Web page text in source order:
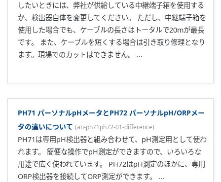
したいときには、弊社が供給している中継端子箱を使用する
か、検出器自体を変更してください。 ただし、中継端子箱を
使用した場合でも、ケーブルの長さはトータルで20mが最長
です。 また、ケーブルを短くする場合は引き取り修理となり
ます。現場でのカットはできません。 ...
PH71 パーソナルpHメータとPH72 パーソナルpH/ORPメー
タの違いについて (an-ph71ph72-01-difference)
PH71は専用pH検出器と組み合わせて、pH測定用として使わ
れます。 簡便な操作でpH測定ができますので、いろいろな
用途で広く使われています。 PH72はpH測定のほかに、専用
ORP検出器を接続してORP測定ができます。 ...